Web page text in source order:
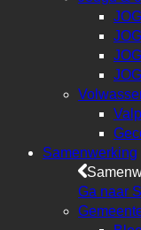
Samenwerking
Ga naar